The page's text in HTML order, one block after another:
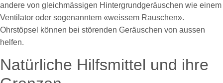
andere von gleichmässigen Hintergrundgeräuschen wie einem
Ventilator oder sogenanntem «weissem Rauschen».
Ohrstöpsel können bei störenden Geräuschen von aussen
helfen.
Natürliche Hilfsmittel und ihre